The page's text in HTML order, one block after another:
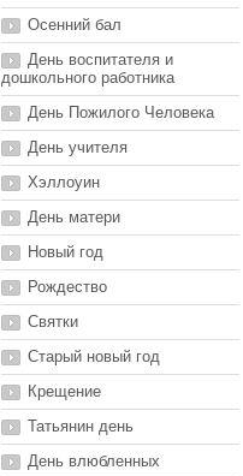
Осенний бал
День воспитателя и
дошкольного работника
День Пожилого Человека
День учителя
Хэллоуин
День матери
Новый год
Рождество
Святки
Старый новый год
Крещение
Татьянин день
День влюбленных